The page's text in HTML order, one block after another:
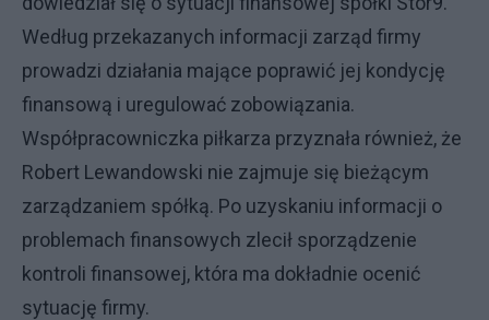
Według przekazanych informacji zarząd firmy
prowadzi działania mające poprawić jej kondycję
finansową i uregulować zobowiązania.
Współpracowniczka piłkarza przyznała również, że
Robert Lewandowski nie zajmuje się bieżącym
zarządzaniem spółką. Po uzyskaniu informacji o
problemach finansowych zlecił sporządzenie
kontroli finansowej, która ma dokładnie ocenić
sytuację firmy.